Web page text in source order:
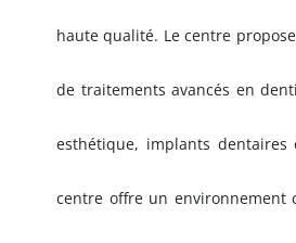
haute qualité. Le centre
de traitements avancés en
esthétique, implants dentaires
centre offre un environnement